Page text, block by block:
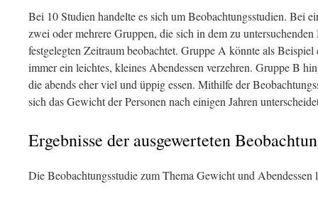
Bei 10 Studien handelte es sich um Beobachtungsstudien. Bei
zwei oder mehrere Gruppen, die sich in dem zu
festgelegten Zeitraum beobachtet. Gruppe A könnte als
immer ein leichtes, kleines Abendessen verzehren. Gruppe B
die abends eher viel und üppig essen. Mithilfe der
sich das Gewicht der Personen nach einigen Jahren
Ergebnisse der ausgewerteten
Die Beobachtungsstudie zum Thema Gewicht und Abendessen